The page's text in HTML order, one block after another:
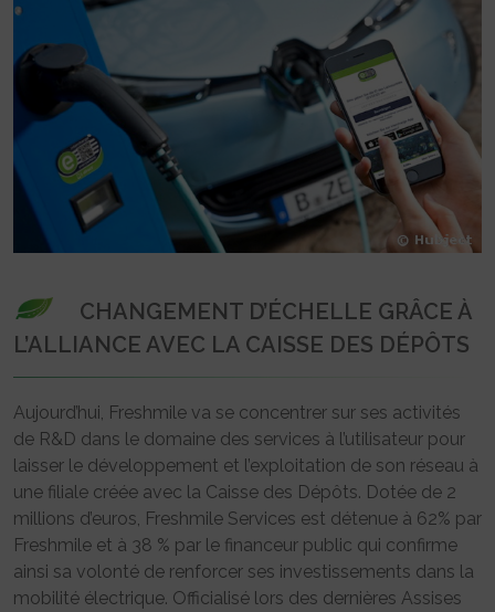
CHANGEMENT D’ÉCHELLE GRÂCE À
L’ALLIANCE AVEC LA CAISSE DES DÉPÔTS
Aujourd’hui, Freshmile va se concentrer sur ses activités
de R&D dans le domaine des services à l’utilisateur pour
laisser le développement et l’exploitation de son réseau à
une filiale créée avec la Caisse des Dépôts. Dotée de 2
millions d’euros, Freshmile Services est détenue à 62% par
Freshmile et à 38 % par le financeur public qui confirme
ainsi sa volonté de renforcer ses investissements dans la
mobilité électrique. Officialisé lors des dernières Assises